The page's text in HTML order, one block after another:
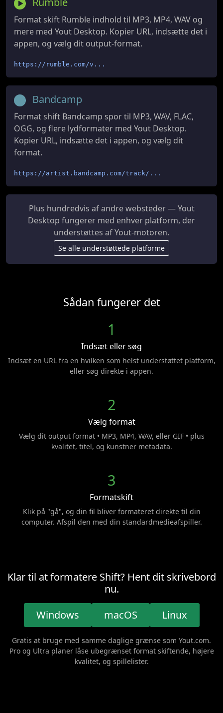
Format skift Rumble indhold til MP3, MP4, WAV og
mere med Yout Desktop. Kopier URL, indsætte det i
appen, og vælg dit output-format.
https://rumble.com/v...
Bandcamp
Format shift Bandcamp spor til MP3, WAV, FLAC,
OGG, og flere lydformater med Yout Desktop.
Kopier URL, indsætte det i appen, og vælg dit
format.
https://artist.bandcamp.com/track/...
Plus hundredvis af andre websteder — Yout
Desktop fungerer med enhver platform, der
understøttes af Yout-motoren.
Se alle understøttede platforme
Sådan fungerer det
1
Indsæt eller søg
Indsæt en URL fra en hvilken som helst understøttet platform,
eller søg direkte i appen.
2
Vælg format
Vælg dit output format • MP3, MP4, WAV, eller GIF • plus
kvalitet, titel, og kunstner metadata.
3
Formatskift
Klik på "gå", og din fil bliver formateret direkte til din
computer. Afspil den med din standardmedieafspiller.
Klar til at formatere Shift? Hent dit skrivebord
nu.
Windows
macOS Linux
Gratis at bruge med samme daglige grænse som Yout.com.
Pro og Ultra planer låse ubegrænset format skiftende, højere
kvalitet, og spillelister.